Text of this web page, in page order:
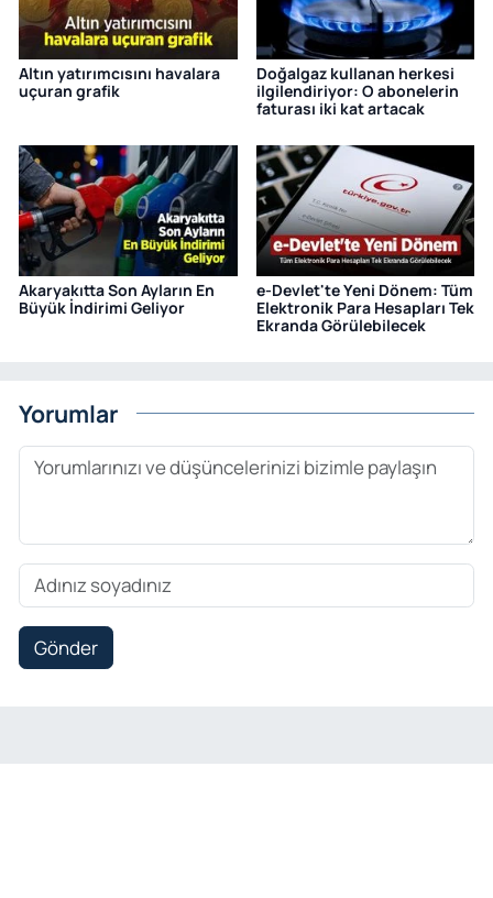
Altın yatırımcısını havalara
uçuran grafik
Doğalgaz kullanan herkesi
ilgilendiriyor: O abonelerin
faturası iki kat artacak
Akaryakıtta Son Ayların En
Büyük İndirimi Geliyor
e-Devlet'te Yeni Dönem: Tüm
Elektronik Para Hesapları Tek
Ekranda Görülebilecek
Yorumlar
Gönder